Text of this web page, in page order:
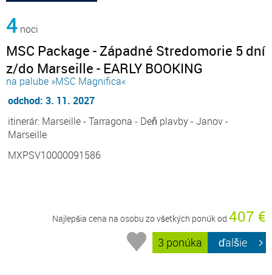
4 noci
MSC Package - Západné Stredomorie 5 dní
z/do Marseille - EARLY BOOKING
na palube »MSC Magnifica«
odchod: 3. 11. 2027
itinerár: Marseille - Tarragona - Deň plavby - Janov -
Marseille
MXPSV10000091586
Najlepšia cena na osobu zo všetkých ponúk od 407 €
3 ponúka ďalšie